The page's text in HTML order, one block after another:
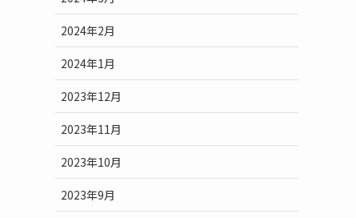
2024年2月
2024年1月
2023年12月
2023年11月
2023年10月
2023年9月